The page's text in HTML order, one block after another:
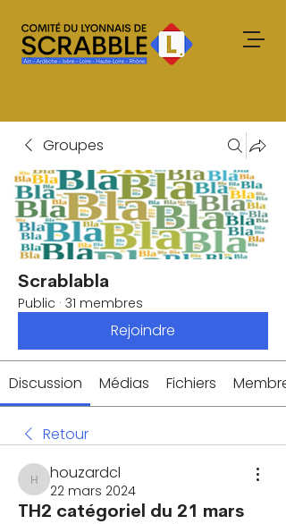
Groupes
Scrablabla
Public · 31 membres
Rejoindre
Discussion Médias Fichiers
Retour
houzardcl
houzardcl
22 mars 2024
TH2 catégoriel du 21 mars